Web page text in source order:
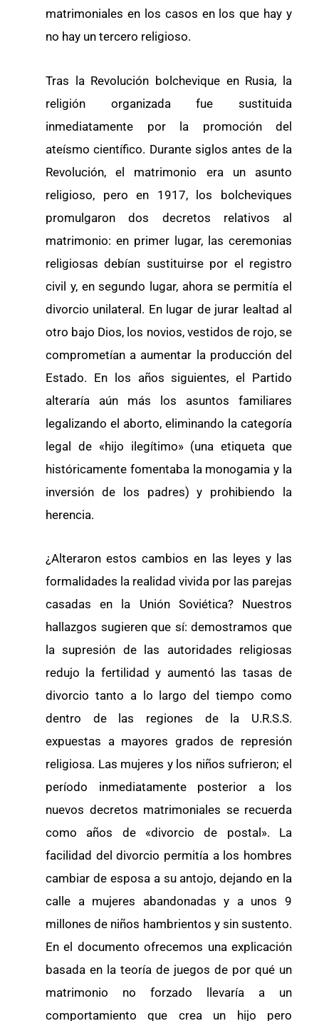
matrimoniales en los casos en los que hay y
no hay un tercero religioso.
Tras la Revolución bolchevique en Rusia, la
religión organizada fue sustituida
inmediatamente por la promoción del
ateísmo científico. Durante siglos antes de la
Revolución, el matrimonio era un asunto
religioso, pero en 1917, los bolcheviques
promulgaron dos decretos relativos al
matrimonio: en primer lugar, las ceremonias
religiosas debían sustituirse por el registro
civil y, en segundo lugar, ahora se permitía el
divorcio unilateral. En lugar de jurar lealtad al
otro bajo Dios, los novios, vestidos de rojo, se
comprometían a aumentar la producción del
Estado. En los años siguientes, el Partido
alteraría aún más los asuntos familiares
legalizando el aborto, eliminando la categoría
legal de «hijo ilegítimo» (una etiqueta que
históricamente fomentaba la monogamia y la
inversión de los padres) y prohibiendo la
herencia.
¿Alteraron estos cambios en las leyes y las
formalidades la realidad vivida por las parejas
casadas en la Unión Soviética? Nuestros
hallazgos sugieren que sí: demostramos que
la supresión de las autoridades religiosas
redujo la fertilidad y aumentó las tasas de
divorcio tanto a lo largo del tiempo como
dentro de las regiones de la U.R.S.S.
expuestas a mayores grados de represión
religiosa. Las mujeres y los niños sufrieron; el
período inmediatamente posterior a los
nuevos decretos matrimoniales se recuerda
como años de «divorcio de postal». La
facilidad del divorcio permitía a los hombres
cambiar de esposa a su antojo, dejando en la
calle a mujeres abandonadas y a unos 9
millones de niños hambrientos y sin sustento.
En el documento ofrecemos una explicación
basada en la teoría de juegos de por qué un
matrimonio no forzado llevaría a un
comportamiento que crea un hijo pero